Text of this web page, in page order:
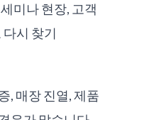
미나 현장, 고객
시 찾기
, 매장 진열, 제품